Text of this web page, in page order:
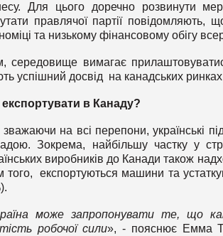
Для цього доречно розвинути
правлячої партії
та низькому фінансовому обігу
середовище вимагає
успішний досвід на канадських
в Канаду?
на всі перепони, українські
Зокрема, найбільшу частку у
виробників до Канади також
того, експортуються машини та
може запропонувати те, що
робочої сили», - пояснює Емма